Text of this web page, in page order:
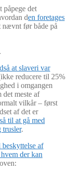
påpege det
den foretages
før både på
at slaveri var
reducere til 25%
i omgangen
det meste af
vilkår – først
af det er
til at gå med
trusler.
af
der kan